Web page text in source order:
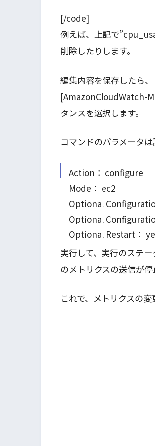
[/code]
例えば、上記で
削除したりします。
編集内容を保存したら
[AmazonCloudWatch-
タンスを選択します。
コマンドのパラメータ
Action： configure
Mode： ec2
Optional
Optional
Optional Restart：
実行して、実行のステ
のメトリクスの送信が
これで、メトリクスの変